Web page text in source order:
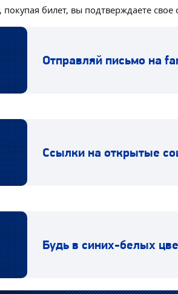
билет, вы подтверждаете
Отправляй письмо на
Ссылки на открытые
Будь в синих-белых